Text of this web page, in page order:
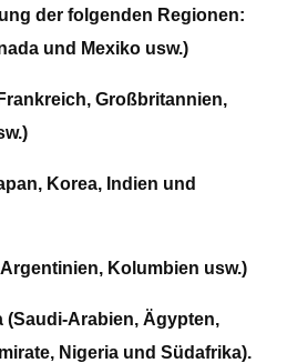
der folgenden Regionen:
und Mexiko usw.)
Großbritannien,
Korea, Indien und
Kolumbien usw.)
(Saudi-Arabien, Ägypten,
Nigeria und Südafrika).